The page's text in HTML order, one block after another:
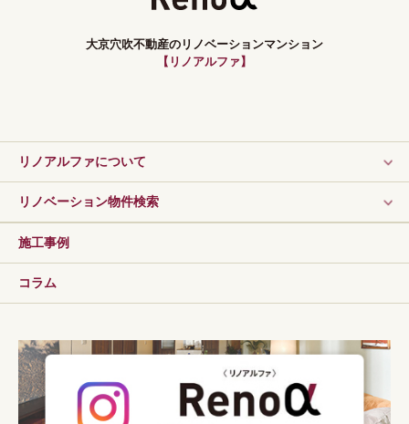
大京穴吹不動産のリノベーションマンション
【リノアルファ】
リノアルファについて
リノベーション物件検索
施工事例
コラム